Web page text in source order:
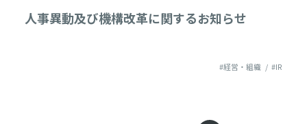
人事異動及び機構改革に関するお知らせ
#経営・組織 #IR